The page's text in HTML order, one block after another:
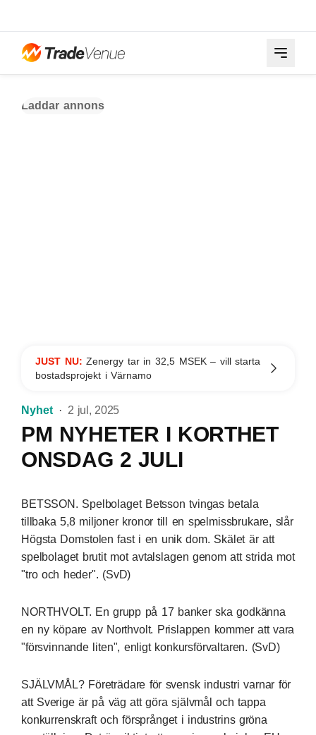
Laddar annons
JUST NU:Zenergy tar in 32,5 MSEK – vill starta
bostadsprojekt i Värnamo
Nyhet 2 jul, 2025
PM NYHETER I KORTHET
ONSDAG 2 JULI
BETSSON. Spelbolaget Betsson tvingas betala
tillbaka 5,8 miljoner kronor till en spelmissbrukare, slår
Högsta Domstolen fast i en unik dom. Skälet är att
spelbolaget brutit mot avtalslagen genom att strida mot
"tro och heder". (SvD)
NORTHVOLT. En grupp på 17 banker ska godkänna
en ny köpare av Northvolt. Prislappen kommer att vara
"försvinnande liten", enligt konkursförvaltaren. (SvD)
SJÄLVMÅL? Företrädare för svensk industri varnar för
att Sverige är på väg att göra självmål och tappa
konkurrenskraft och försprånget i industrins gröna